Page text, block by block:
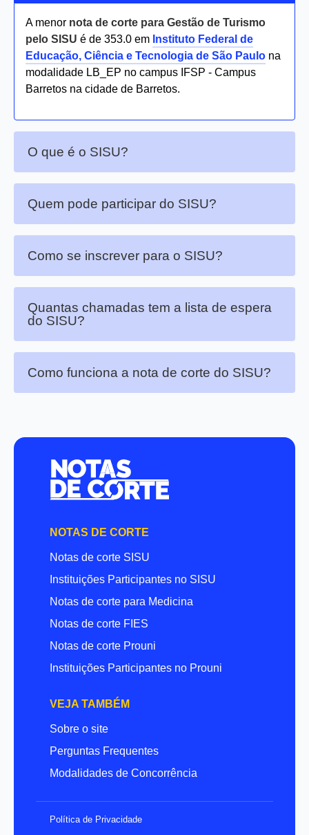
A menor nota de corte para Gestão de Turismo
pelo SISU é de 353.0 em Instituto Federal de
Educação, Ciência e Tecnologia de São Paulo na
modalidade LB_EP no campus IFSP - Campus
Barretos na cidade de Barretos.
O que é o SISU?
Quem pode participar do SISU?
Como se inscrever para o SISU?
Quantas chamadas tem a lista de espera
do SISU?
Como funciona a nota de corte do SISU?
NOTAS DE CORTE
Notas de corte SISU
Instituições Participantes no SISU
Notas de corte para Medicina
Notas de corte FIES
Notas de corte Prouni
Instituições Participantes no Prouni
VEJA TAMBÉM
Sobre o site
Perguntas Frequentes
Modalidades de Concorrência
Política de Privacidade